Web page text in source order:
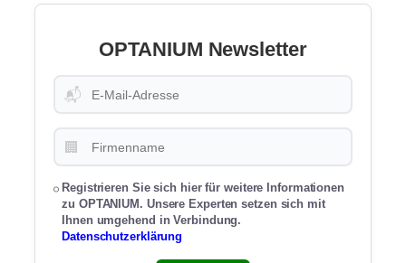
OPTANIUM Newsletter
📬
🏢
Registrieren Sie sich hier für weitere Informationen
zu OPTANIUM. Unsere Experten setzen sich mit
Ihnen umgehend in Verbindung.
Datenschutzerklärung